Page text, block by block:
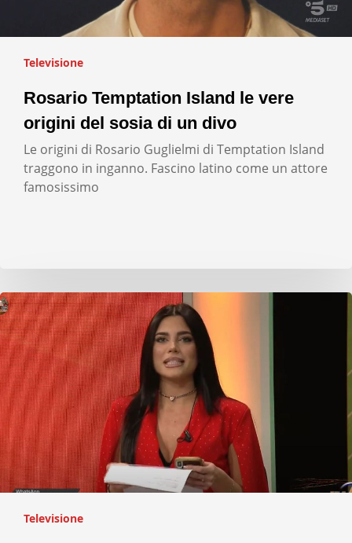
Televisione
Rosario Temptation Island le vere
origini del sosia di un divo
Le origini di Rosario Guglielmi di Temptation Island
traggono in inganno. Fascino latino come un attore
famosissimo
Televisione